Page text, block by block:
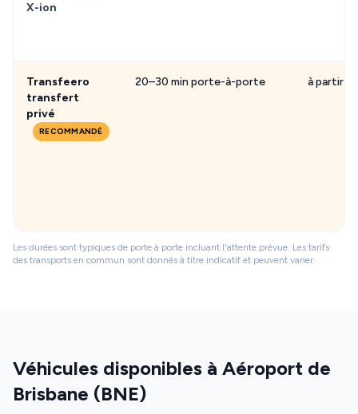
X-ion
Transfeero
transfert
privé
RECOMMANDÉ
20–30 min porte-à-porte à partir
Les durées sont typiques de porte à porte incluant l'attente prévue. Les tarifs
des transports en commun sont donnés à titre indicatif et peuvent varier.
Véhicules disponibles à Aéroport de
Brisbane (BNE)